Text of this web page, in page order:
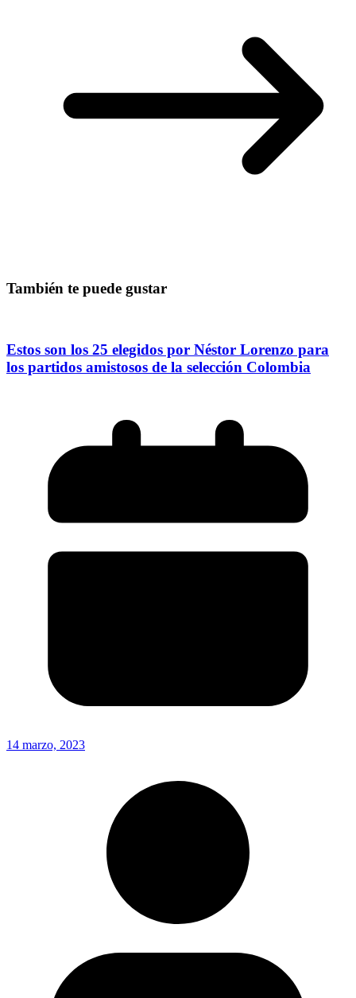
También te puede gustar
Estos son los 25 elegidos por Néstor Lorenzo para
los partidos amistosos de la selección Colombia
14 marzo, 2023